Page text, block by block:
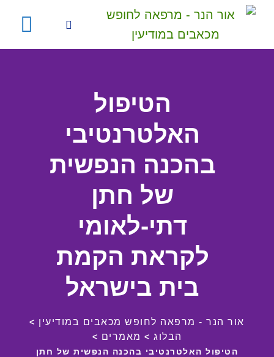
הטיפול
האלטרנטיבי
בהכנה הנפשית
של חתן
דתי-לאומי
לקראת הקמת
בית בישראל
אור הנר - מרפאה לחופש מכאבים במודיעין >
הבלוג > מאמרים >
הטיפול האלטרנטיבי בהכנה הנפשית של חתן